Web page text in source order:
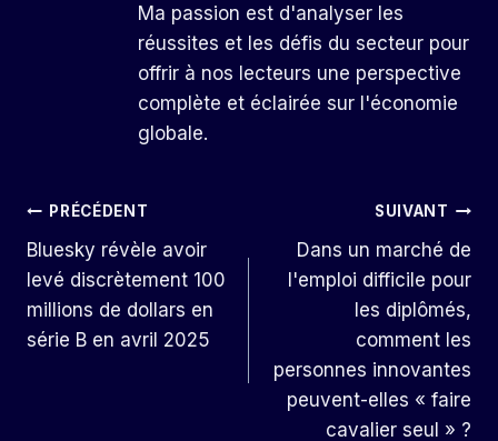
Ma passion est d'analyser les
réussites et les défis du secteur pour
offrir à nos lecteurs une perspective
complète et éclairée sur l'économie
globale.
Navigation
De
L’article
PRÉCÉDENT
Bluesky révèle avoir
levé discrètement 100
millions de dollars en
série B en avril 2025
SUIVANT
Dans un marché de
l'emploi difficile pour
les diplômés,
comment les
personnes innovantes
peuvent-elles « faire
cavalier seul » ?